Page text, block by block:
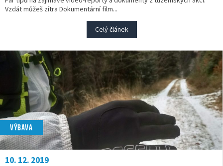
Vzdát můžeš zítra Dokumentární film...
Celý článek
VÝBAVA
10. 12. 2019